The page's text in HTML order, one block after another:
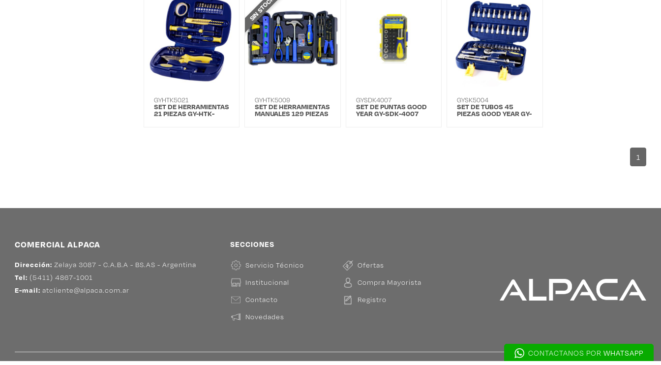
CONTACTANOS POR WHATSAPP
GYHTK5021
SET DE HERRAMIENTAS
21 PIEZAS GY-HTK-
SIN STOCK
GYHTK5009
SET DE HERRAMIENTAS
MANUALES 129 PIEZAS
GYSDK4007
SET DE PUNTAS GOOD
YEAR GY-SDK-4007
GYSK5004
SET DE TUBOS 45
PIEZAS GOOD YEAR GY-
1
COMERCIAL ALPACA
Dirección: Zelaya 3087 - C.A.B.A - BS.AS - Argentina
Tel: (5411) 4867-1001
E-mail: atcliente@alpaca.com.ar
SECCIONES
Servicio Técnico
Institucional
Contacto
Novedades
Ofertas
Compra Mayorista
Registro